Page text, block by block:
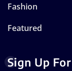
Fashion
Featured
Sign Up